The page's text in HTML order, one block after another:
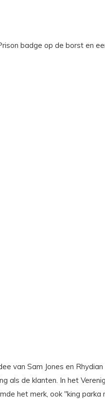
badge op de borst en
van Sam Jones en Rhydian
als de klanten. In het
het merk, ook "king parka